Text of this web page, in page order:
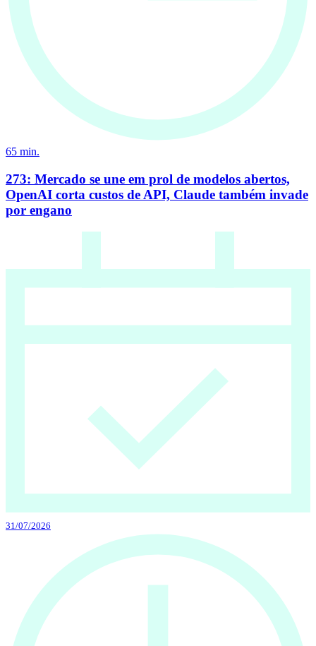
65 min.
273: Mercado se une em prol de modelos abertos,
OpenAI corta custos de API, Claude também invade
por engano
31/07/2026